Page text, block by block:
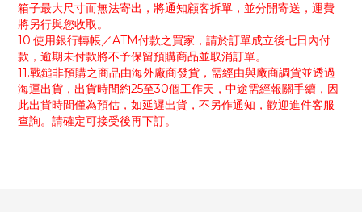
箱子最大尺寸而無法寄出，將通知顧客拆單，並分開寄送，運費
將另行與您收取。
10.使用銀行轉帳／ATM付款之買家，請於訂單成立後七日內付
款，逾期未付款將不予保留預購商品並取消訂單。
11.戰鎚非預購之商品由海外廠商發貨，需經由與廠商調貨並透過
海運出貨，出貨時間約25至30個工作天，中途需經報關手續，因
此出貨時間僅為預估，如延遲出貨，不另作通知，歡迎進件客服
查詢。請確定可接受後再下訂。